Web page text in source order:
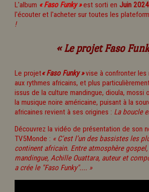
L'album « Faso Funky » est sorti en Juin 2024
l'écouter et l'acheter sur toutes les
!
« Le projet Faso
Le projet« Faso Funky »vise à confronter les
aux rythmes africains, et plus
issus de la culture mandingue, dioula, mossi
la musique noire américaine, puisant à la
africaines revient à ses origines : La boucle
Découvrez la vidéo de présentation de son
TV5Monde : « C'est l’un des bassistes les
continent africain. Entre atmosphère
mandingue, Achille Ouattara, auteur et
a crée le "Faso Funky".... »